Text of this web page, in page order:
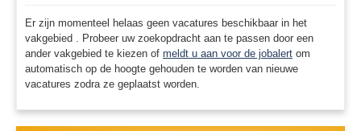
Er zijn momenteel helaas geen vacatures beschikbaar in het
vakgebied . Probeer uw zoekopdracht aan te passen door een
ander vakgebied te kiezen of meldt u aan voor de jobalert om
automatisch op de hoogte gehouden te worden van nieuwe
vacatures zodra ze geplaatst worden.